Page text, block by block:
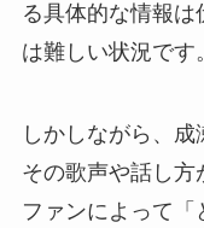
る具体的な情報
は難しい状況です。
しかしながら、成
その歌声や話し方
ファンによって「